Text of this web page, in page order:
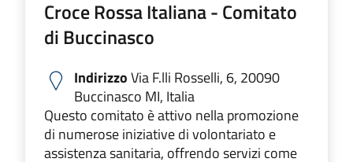
Croce Rossa Italiana - Comitato
di Buccinasco
IndirizzoVia F.lli Rosselli, 6, 20090
Buccinasco MI, Italia
Questo comitato è attivo nella promozione
di numerose iniziative di volontariato e
assistenza sanitaria, offrendo servizi come